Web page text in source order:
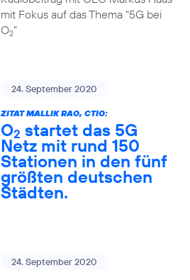
mit Fokus auf das Thema "5G bei
O2"
24. September 2020
ZITAT MALLIK RAO, CTIO:
O2 startet das 5G
Netz mit rund 150
Stationen in den fünf
größten deutschen
Städten.
24. September 2020